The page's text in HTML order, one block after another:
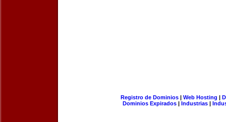
Registro de Dominios| Web Hosting |
Dominios Expirados | Industrias |